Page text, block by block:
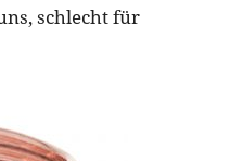
schlecht für